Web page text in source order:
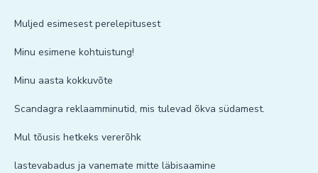
Muljed esimesest perelepitusest
Minu esimene kohtuistung!
Minu aasta kokkuvõte
Scandagra reklaamminutid, mis tulevad õkva südamest.
Mul tõusis hetkeks vererõhk
lastevabadus ja vanemate mitte läbisaamine